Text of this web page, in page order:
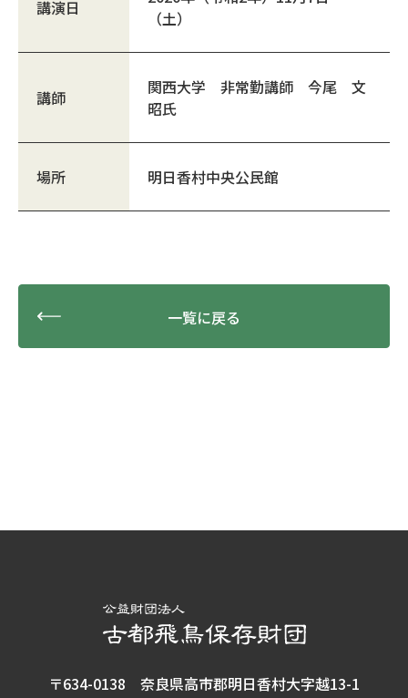
講演日
（土）
講師
関西大学 非常勤講師 今尾 文
昭氏
場所 明日香村中央公民館
一覧に戻る
〒634-0138 奈良県高市郡明日香村大字越13-1